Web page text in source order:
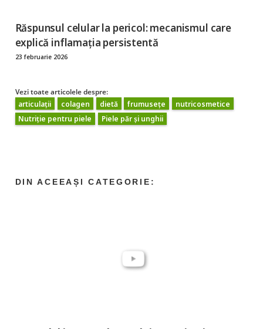
Răspunsul celular la pericol: mecanismul care
explică inflamația persistentă
23 februarie 2026
Vezi toate articolele despre:
articulații
colagen dietă frumusețe
nutricosmetice
Nutriție pentru piele
Piele păr și unghii